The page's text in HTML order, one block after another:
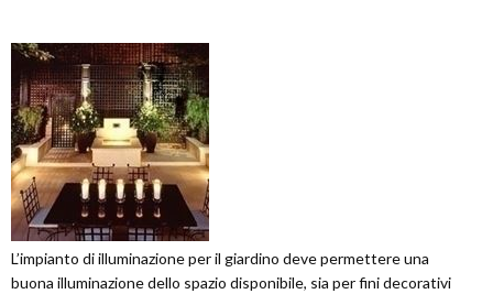
L’impianto di illuminazione per il giardino deve permettere una
buona illuminazione dello spazio disponibile, sia per fini decorativi